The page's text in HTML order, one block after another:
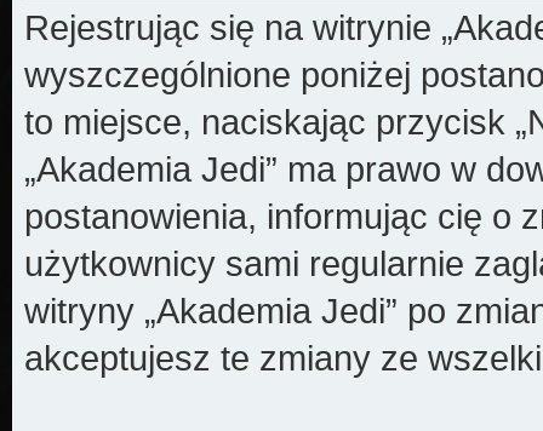
Rejestrując się na witrynie
wyszczególnione poniżej
to miejsce, naciskając przycisk
„Akademia Jedi” ma prawo w
postanowienia, informując cię o
użytkownicy sami regularnie
witryny „Akademia Jedi” po
akceptujesz te zmiany ze